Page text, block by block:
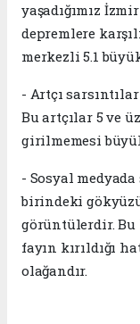
yaşadığımız
depremlere
merkezli 5.1
- Artçı
Bu artçılar 5 ve
girilmemesi
- Sosyal
birindeki
görüntülerdir.
fayın kırıldığı
olağandır.